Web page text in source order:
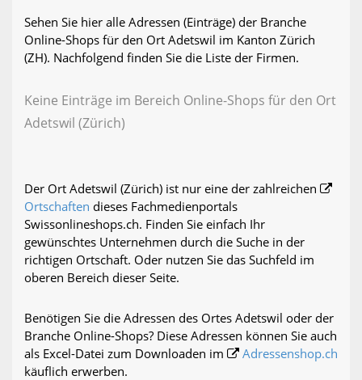
Sehen Sie hier alle Adressen (Einträge) der Branche
Online-Shops für den Ort Adetswil im Kanton Zürich
(ZH). Nachfolgend finden Sie die Liste der Firmen.
Keine Einträge im Bereich Online-Shops für den Ort
Adetswil (Zürich)
Der Ort Adetswil (Zürich) ist nur eine der zahlreichen
Ortschaften dieses Fachmedienportals
Swissonlineshops.ch. Finden Sie einfach Ihr
gewünschtes Unternehmen durch die Suche in der
richtigen Ortschaft. Oder nutzen Sie das Suchfeld im
oberen Bereich dieser Seite.
Benötigen Sie die Adressen des Ortes Adetswil oder der
Branche Online-Shops? Diese Adressen können Sie auch
als Excel-Datei zum Downloaden im
Adressenshop.ch
käuflich erwerben.